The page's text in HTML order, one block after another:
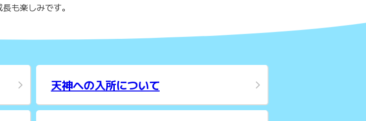
も楽しみです。
天神への入所について